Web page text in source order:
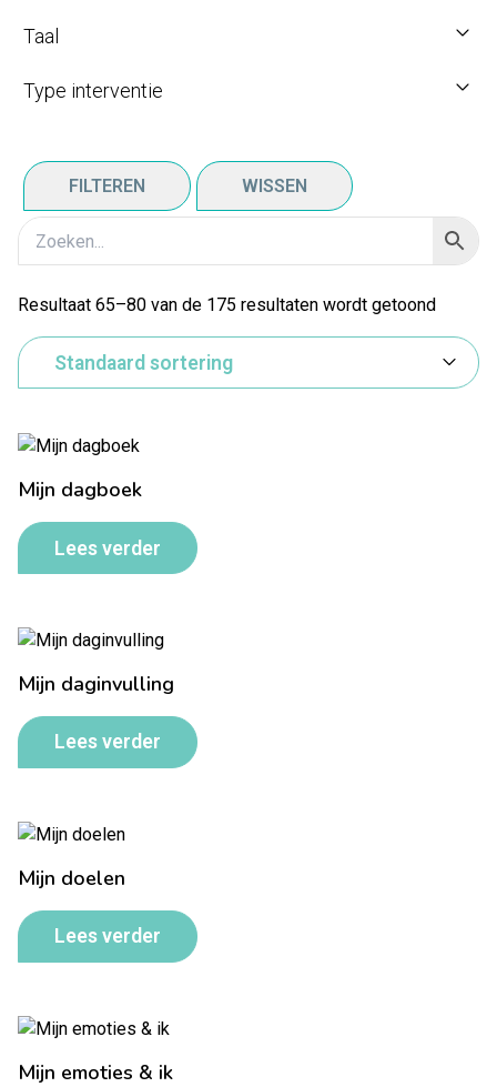
Taal
Type interventie
FILTEREN WISSEN
Resultaat 65–80 van de 175 resultaten wordt getoond
Mijn dagboek
Lees verder
Mijn daginvulling
Lees verder
Mijn doelen
Lees verder
Mijn emoties & ik